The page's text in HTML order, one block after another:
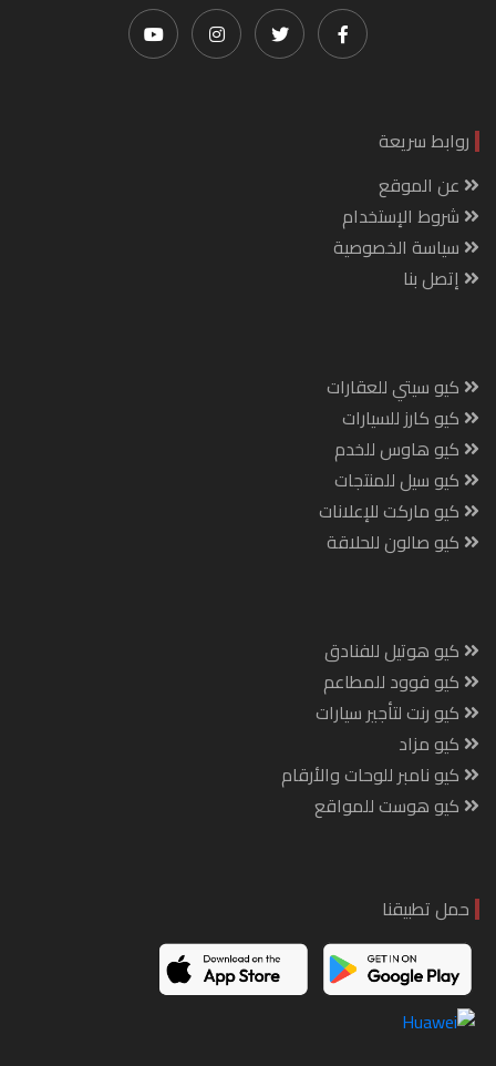
روابط سريعة
عن الموقع
شروط الإستخدام
سياسة الخصوصية
إتصل بنا
كيو سيتي للعقارات
كيو كارز للسيارات
كيو هاوس للخدم
كيو سيل للمنتجات
كيو ماركت للإعلانات
كيو صالون للحلاقة
كيو هوتيل للفنادق
كيو فوود للمطاعم
كيو رنت لتأجير سيارات
كيو مزاد
كيو نامبر للوحات والأرقام
كيو هوست للمواقع
حمل تطبيقنا